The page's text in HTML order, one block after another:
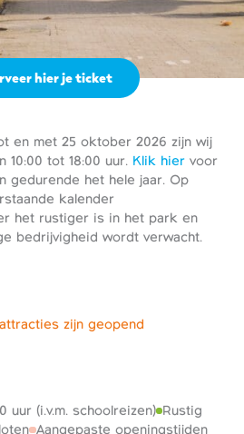
en met 25 oktober 2026 zijn wij
10:00 tot 18:00 uur. Klik hiervoor
gedurende het hele jaar. Op
kalender
het rustiger is in het park en
bedrijvigheid wordt verwacht.
hier je ticket
zijn geopend
Aangepaste openingstijden
uur (i.v.m. schoolreizen) Rustig